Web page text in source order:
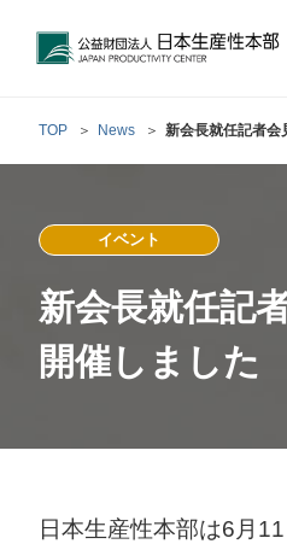
生産性運動
について
日本生産性本部
について
TOP News 新会長就任記者会
イベント
新会長就任記
開催しました
日本生産性本部は6月